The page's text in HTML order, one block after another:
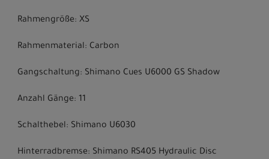
Rahmengröße: XS
Rahmenmaterial: Carbon
Gangschaltung: Shimano Cues U6000 GS Shadow
Anzahl Gänge: 11
Schalthebel: Shimano U6030
Hinterradbremse: Shimano RS405 Hydraulic Disc